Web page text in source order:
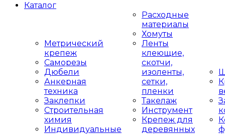
Каталог
Метрический
крепеж
Саморезы
Дюбели
Анкерная
техника
Заклепки
Строительная
химия
Индивидуальные
Расходные
материалы
Хомуты
Ленты
клеющие,
скотчи,
изоленты,
сетки,
пленки
Такелаж
Инструмент
Крепеж для
деревянных